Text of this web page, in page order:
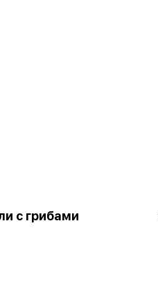
с грибами